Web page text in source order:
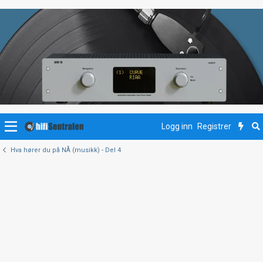
Logg inn Registrer
Hva hører du på NÅ (musikk) - Del 4